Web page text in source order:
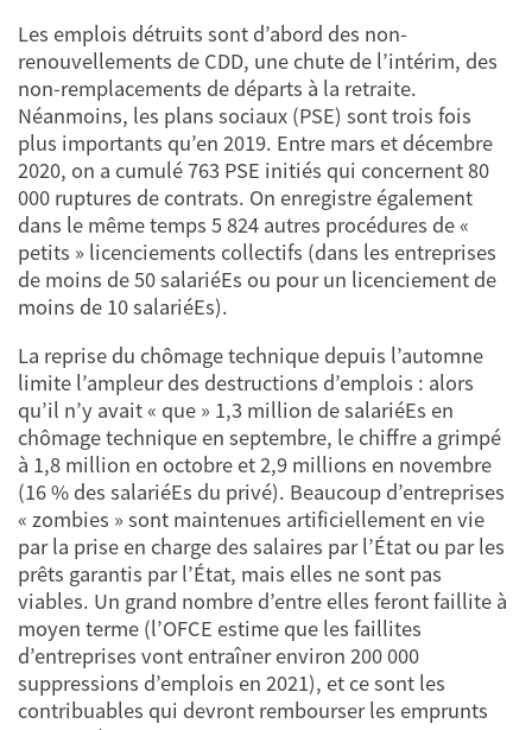
Les emplois détruits sont d’abord des non-
renouvellements de CDD, une chute de l’intérim, des
non-remplacements de départs à la retraite.
Néanmoins, les plans sociaux (PSE) sont trois fois
plus importants qu’en 2019. Entre mars et décembre
2020, on a cumulé 763 PSE initiés qui concernent 80
000 ruptures de contrats. On enregistre également
dans le même temps 5 824 autres procédures de «
petits » licenciements collectifs (dans les entreprises
de moins de 50 salariéEs ou pour un licenciement de
moins de 10 salariéEs).
La reprise du chômage technique depuis l’automne
limite l’ampleur des destructions d’emplois : alors
qu’il n’y avait « que » 1,3 million de salariéEs en
chômage technique en septembre, le chiffre a grimpé
à 1,8 million en octobre et 2,9 millions en novembre
(16 % des salariéEs du privé). Beaucoup d’entreprises
« zombies » sont maintenues artificiellement en vie
par la prise en charge des salaires par l’État ou par les
prêts garantis par l’État, mais elles ne sont pas
viables. Un grand nombre d’entre elles feront faillite à
moyen terme (l’OFCE estime que les faillites
d’entreprises vont entraîner environ 200 000
suppressions d’emplois en 2021), et ce sont les
contribuables qui devront rembourser les emprunts